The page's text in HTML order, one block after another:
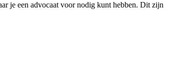
je een advocaat voor nodig kunt hebben. Dit zijn